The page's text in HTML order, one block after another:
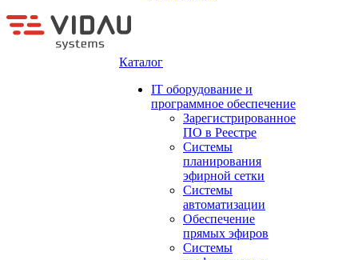
Каталог
IT оборудование и
программное обеспечение
Зарегистрированное
ПО в Реестре
Системы
планирования
эфирной сетки
Системы
автоматизации
Обеспечение
прямых эфиров
Системы